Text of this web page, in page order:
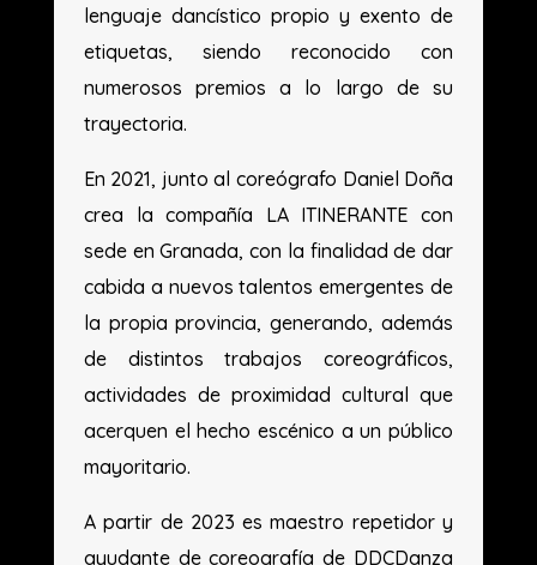
lenguaje dancístico propio y exento de
etiquetas, siendo reconocido con
numerosos premios a lo largo de su
trayectoria.
En 2021, junto al coreógrafo Daniel Doña
crea la compañía LA ITINERANTE con
sede en Granada, con la finalidad de dar
cabida a nuevos talentos emergentes de
la propia provincia, generando, además
de distintos trabajos coreográficos,
actividades de proximidad cultural que
acerquen el hecho escénico a un público
mayoritario.
A partir de 2023 es maestro repetidor y
ayudante de coreografía de DDCDanza